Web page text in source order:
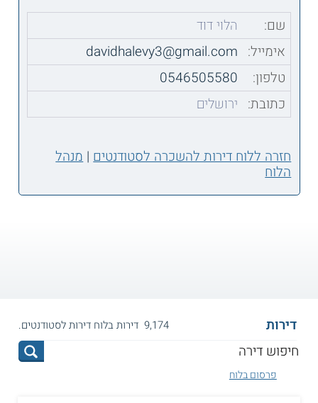
שם:
הלוי דוד
אימייל: davidhalevy3@gmail.com
טלפון:
0546505580
כתובת: ירושלים
חזרה ללוח דירות להשכרה לסטודנטים|מנהל
הלוח
דירות 9,174 דירות בלוח דירות לסטודנטים.
פרסום בלוח